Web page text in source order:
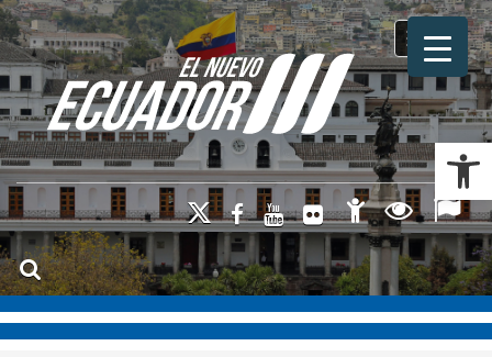
Toggle